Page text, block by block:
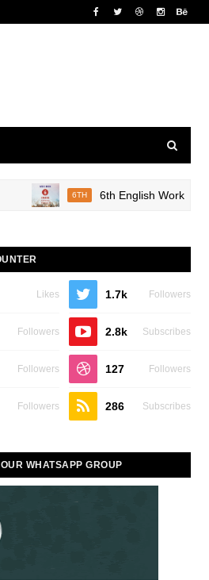
6TH 6th English Work Sheet 20
Likes 1.7k Followers
Followers 2.8k Subscribes
Followers 127 Followers
Followers 286 Subscribes
WHATSAPP GROUP